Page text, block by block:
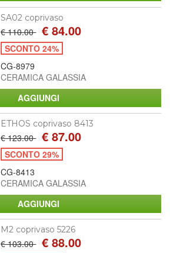
SA02 coprivaso
€ 110.00 € 84.00
SCONTO 24%
CG-8979
CERAMICA GALASSIA
ETHOS coprivaso 8413
€ 123.00 € 87.00
SCONTO 29%
CG-8413
CERAMICA GALASSIA
M2 coprivaso 5226
€ 103.00 € 88.00